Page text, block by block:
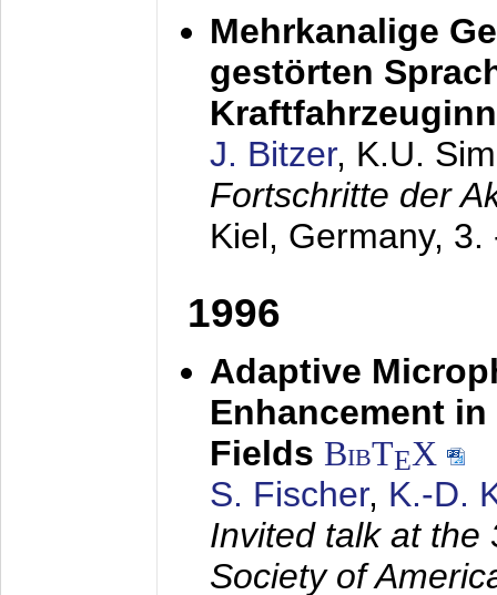
Mehrkanalige
gestörten
J. Bitzer, K.U.
Fortschritte der
Kiel, Germany, 3.
1996
Adaptive
Enhancement
Fields BibTEX
S. Fischer, K.-D.
Invited talk at the
Society of